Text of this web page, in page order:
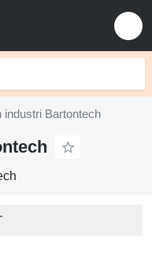
industri Bartontech